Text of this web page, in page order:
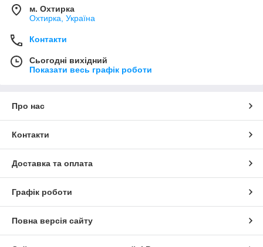
м. Охтирка
Охтирка, Україна
Контакти
Сьогодні вихідний
Показати весь графік роботи
Про нас
Контакти
Доставка та оплата
Графік роботи
Повна версія сайту